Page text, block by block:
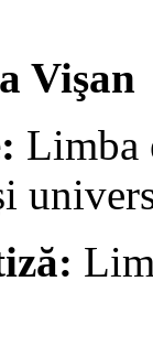
Vişan
Limba